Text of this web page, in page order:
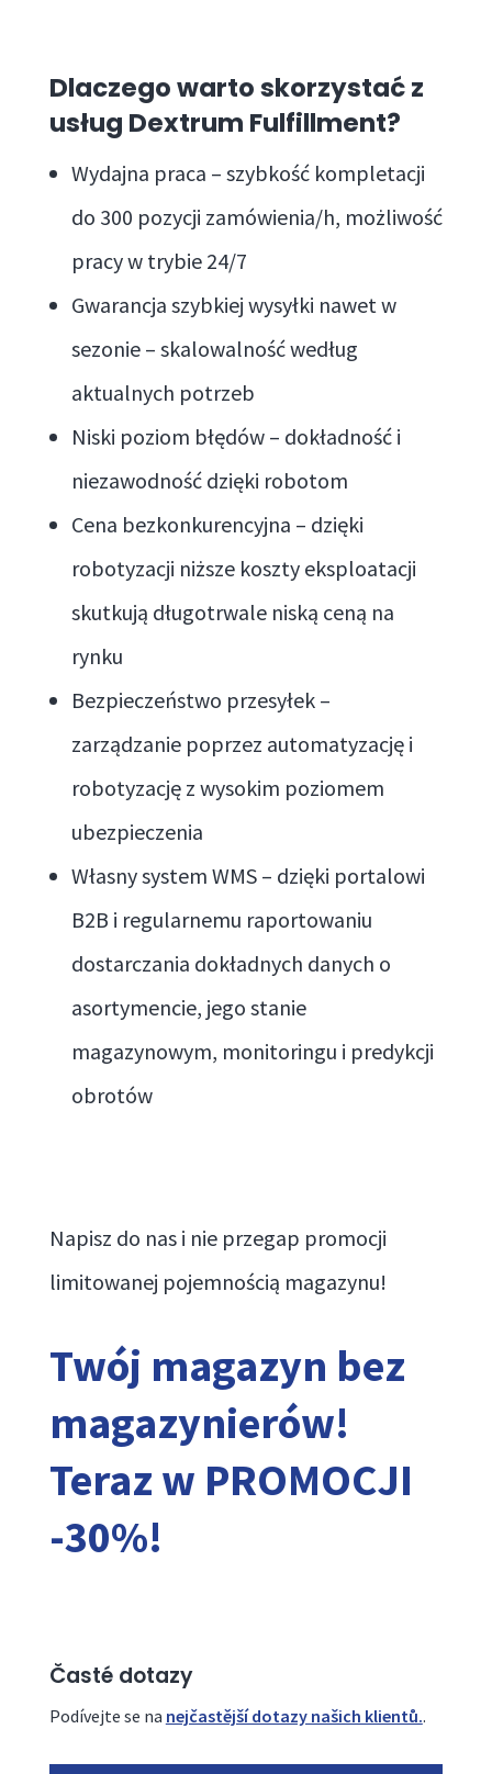
Dlaczego warto skorzystać z
usług Dextrum Fulfillment?
Wydajna praca – szybkość kompletacji
do 300 pozycji zamówienia/h, możliwość
pracy w trybie 24/7
Gwarancja szybkiej wysyłki nawet w
sezonie – skalowalność według
aktualnych potrzeb
Niski poziom błędów – dokładność i
niezawodność dzięki robotom
Cena bezkonkurencyjna – dzięki
robotyzacji niższe koszty eksploatacji
skutkują długotrwale niską ceną na
rynku
Bezpieczeństwo przesyłek –
zarządzanie poprzez automatyzację i
robotyzację z wysokim poziomem
ubezpieczenia
Własny system WMS – dzięki portalowi
B2B i regularnemu raportowaniu
dostarczania dokładnych danych o
asortymencie, jego stanie
magazynowym, monitoringu i predykcji
obrotów
Napisz do nas i nie przegap promocji
limitowanej pojemnością magazynu!
Twój magazyn bez
magazynierów!
Teraz w PROMOCJI
-30%!
Časté dotazy
Podívejte se na nejčastější dotazy našich klientů..